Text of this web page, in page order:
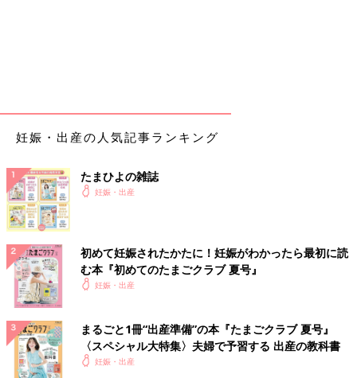
妊娠・出産の人気記事ランキング
たまひよの雑誌
妊娠・出産
初めて妊娠されたかたに！妊娠がわかったら最初に読
む本『初めてのたまごクラブ 夏号』
妊娠・出産
まるごと1冊“出産準備”の本『たまごクラブ 夏号』
〈スペシャル大特集〉夫婦で予習する 出産の教科書
妊娠・出産